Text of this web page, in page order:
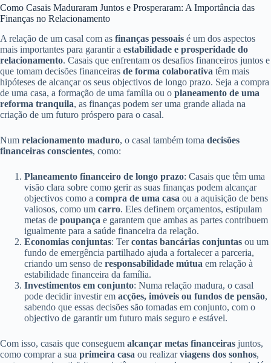
Como Casais Maduraram Juntos e Prosperaram: A Importância das
Finanças no Relacionamento
A relação de um casal com as finanças pessoais é um dos aspectos
mais importantes para garantir a estabilidade e prosperidade do
relacionamento. Casais que enfrentam os desafios financeiros juntos e
que tomam decisões financeiras de forma colaborativa têm mais
hipóteses de alcançar os seus objectivos de longo prazo. Seja a compra
de uma casa, a formação de uma família ou o planeamento de uma
reforma tranquila, as finanças podem ser uma grande aliada na
criação de um futuro próspero para o casal.
Num relacionamento maduro, o casal também toma decisões
financeiras conscientes, como:
Planeamento financeiro de longo prazo: Casais que têm uma
visão clara sobre como gerir as suas finanças podem alcançar
objectivos como a compra de uma casa ou a aquisição de bens
valiosos, como um carro. Eles definem orçamentos, estipulam
metas de poupança e garantem que ambas as partes contribuem
igualmente para a saúde financeira da relação.
Economias conjuntas: Tercontas bancárias conjuntas ou um
fundo de emergência partilhado ajuda a fortalecer a parceria,
criando um senso de responsabilidade mútua em relação à
estabilidade financeira da família.
Investimentos em conjunto: Numa relação madura, o casal
pode decidir investir em acções, imóveis ou fundos de pensão,
sabendo que essas decisões são tomadas em conjunto, com o
objectivo de garantir um futuro mais seguro e estável.
Com isso, casais que conseguem alcançar metas financeiras juntos,
como comprar a sua primeira casa ou realizarviagens dos sonhos,